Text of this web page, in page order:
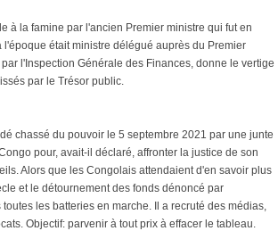
à la famine par l'ancien Premier ministre qui fut en
était ministre délégué auprès du Premier
l'Inspection Générale des Finances, donne le vertige
par le Trésor public.
chassé du pouvoir le 5 septembre 2021 par une junte
pour, avait-il déclaré, affronter la justice de son
Alors que les Congolais attendaient d'en savoir plus
et le détournement des fonds dénoncé par
les batteries en marche. Il a recruté des médias,
Objectif: parvenir à tout prix à effacer le tableau.